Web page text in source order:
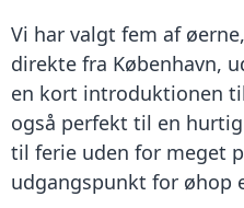
Vi har valgt fem af
direkte fra København,
en kort introduktionen
også perfekt til en
til ferie uden for meget
udgangspunkt for øhop